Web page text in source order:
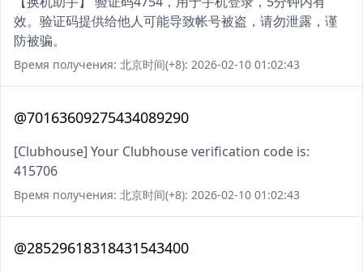
效。验证码提供给他人可能导致帐号被盗，请勿泄露，谨
防被骗。
Время получения: 北京时间(+8): 2026-02-10 01:02:43
@70163609275434089290
[Clubhouse] Your Clubhouse verification code is:
415706
Время получения: 北京时间(+8): 2026-02-10 01:02:43
@28529618318431543400